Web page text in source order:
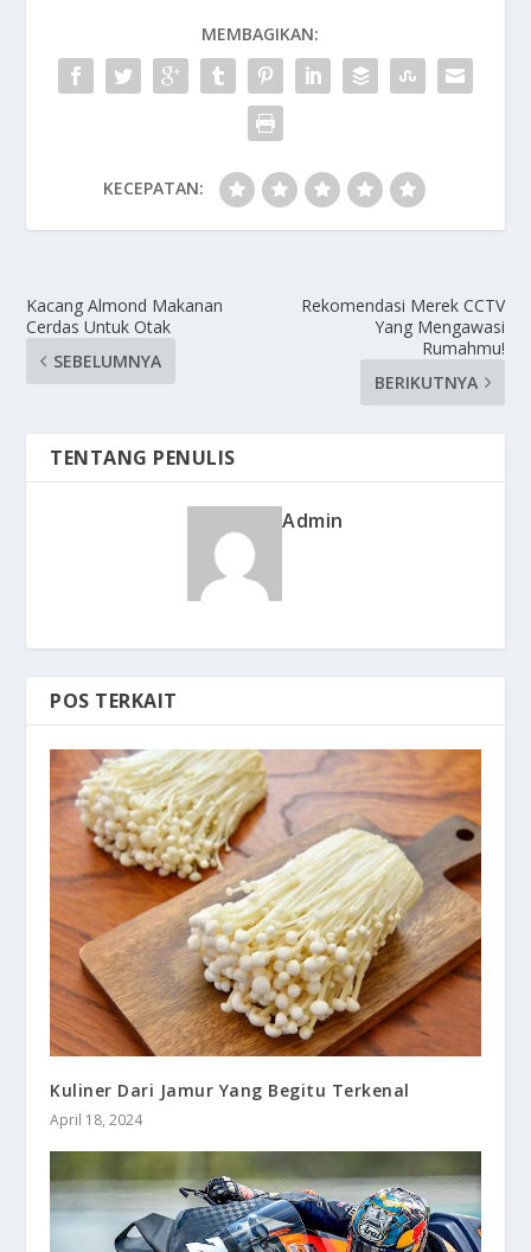
MEMBAGIKAN:
KECEPATAN:
Kacang Almond Makanan
Cerdas Untuk Otak
SEBELUMNYA
Rekomendasi Merek CCTV
Yang Mengawasi
Rumahmu!
BERIKUTNYA
TENTANG PENULIS
Admin
POS TERKAIT
Kuliner Dari Jamur Yang Begitu Terkenal
April 18, 2024